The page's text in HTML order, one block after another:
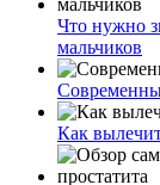
Что нужно
мальчиков
Как